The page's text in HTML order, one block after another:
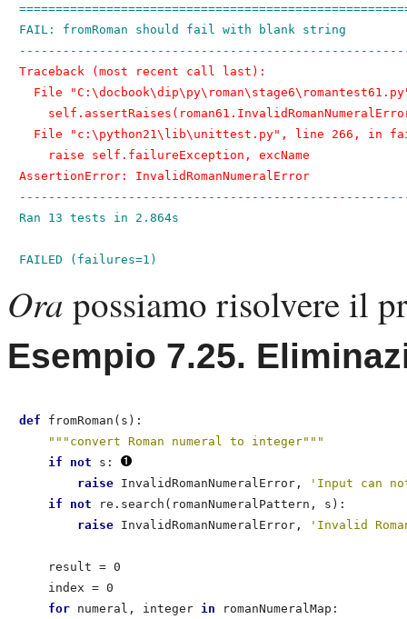
FAIL: fromRoman should fail with blank string
Traceback (most recent call last):
File
File "c:\python21\lib\unittest.py", line 266, in
    raise self.failureException, excName
AssertionError: InvalidRomanNumeralError
Ran 13 tests in 2.864s
FAILED (failures=1)
Ora possiamo risolvere il
Esempio 7.25.
def fromRoman(s):
"""convert Roman numeral to integer"""
if
not s:
raise InvalidRomanNumeralError,
'Input can
if
not re.search(romanNumeralPattern, s):
raise InvalidRomanNumeralError, 'Invalid
    result = 0
    index = 0
for numeral, integer in romanNumeralMap: